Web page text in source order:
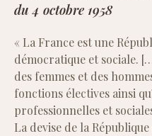
du 4 octobre 1958
« La France est une
démocratique et sociale.
des femmes et des
fonctions électives ainsi
professionnelles et
La devise de la